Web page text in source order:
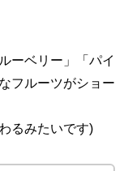
ーベリー」「パイ
フルーツがショー
るみたいです)